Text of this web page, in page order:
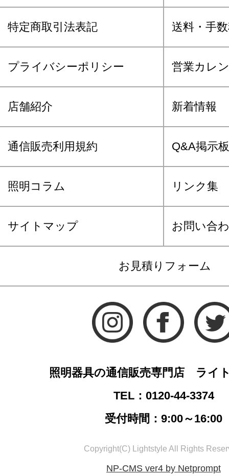
特定商取引法表記 送料・手
プライバシーポリシー 営業カレ
店舗紹介 新着情報
通信販売利用規約 Q&A掲示板
照明コラム リンク集
サイトマップ お問い合
お見積りフォーム
照明器具の通信販売専門店 ライ
TEL：0120-44-3374
受付時間：9:00～16:00
Copyright(C) Lightstyle All Rights
NP-CMS ver4 by Netprompt